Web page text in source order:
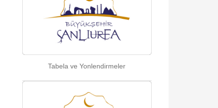
Tabela ve Yonlendirmeler